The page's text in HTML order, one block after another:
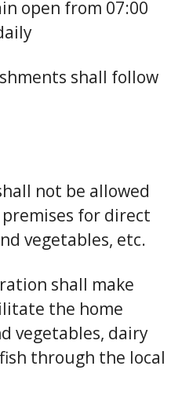
open from 07:00
shall follow
not be allowed
for direct
vegetables, etc.
shall make
the home
vegetables, dairy
through the local